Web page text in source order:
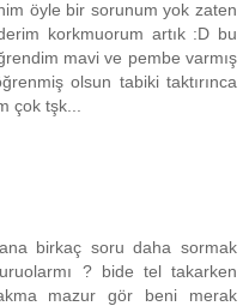
öyle bir sorunum yok zaten
korkmuorum artık :D bu
mavi ve pembe varmış
olsun tabiki taktırınca
çok tşk...
birkaç soru daha sormak
? bide tel takarken
mazur gör beni merak